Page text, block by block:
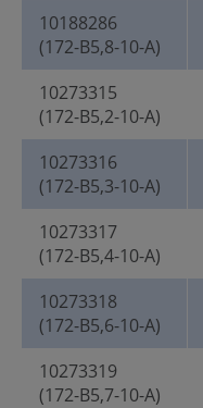
10188286
(172-B5,8-10-A)
10273315
(172-B5,2-10-A)
10273316
(172-B5,3-10-A)
10273317
(172-B5,4-10-A)
10273318
(172-B5,6-10-A)
10273319
(172-B5,7-10-A)